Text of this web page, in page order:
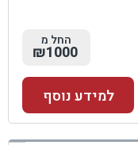
החל מ
₪1000
למידע נוסף